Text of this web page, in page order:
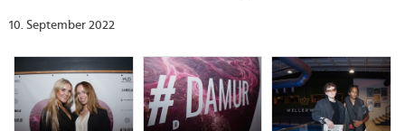
10. September 2022